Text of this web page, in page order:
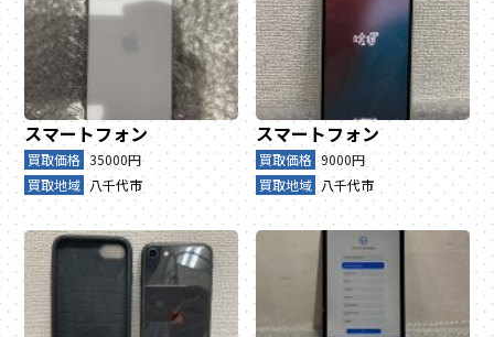
スマートフォン
買取価格 35000円
買取地域 八千代市
スマートフォン
買取価格 9000円
買取地域 八千代市